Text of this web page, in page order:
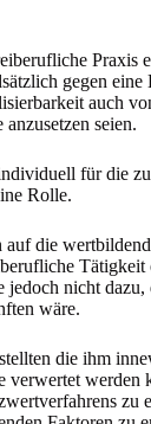
Praxis
gegen
auch
seien.
für die
Rolle.
die
Tätigkeit
nicht
wäre.
die ihm
werden